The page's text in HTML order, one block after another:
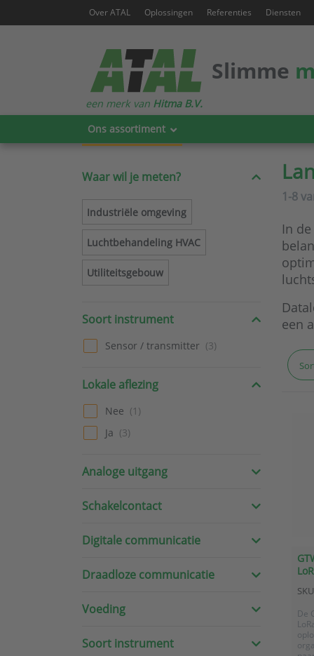
Over ATAL Oplossingen Referenties Diensten
Slimme
Ons assortiment
een merk van Hitma B.V.
Waar wil je meten?
Industriële omgeving
Luchtbehandeling HVAC
Utiliteitsgebouw
Soort instrument
Sensor / transmitter
Lokale aflezing
Nee
Ja
Analoge uitgang
Schakelcontact
Digitale communicatie
Draadloze communicatie
Voeding
Soort instrument
1-8
In
een
SKU
De